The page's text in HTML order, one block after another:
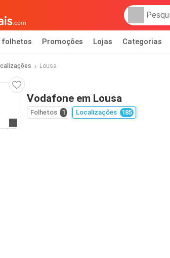
folhetos Promoções Lojas Categorias
Lousa
Vodafone em Lousa
Folhetos 1 Localizações 185